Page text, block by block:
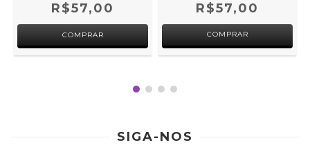
R$57,00 R$57,00
COMPRAR
SIGA-NOS